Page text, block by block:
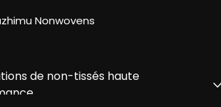
Nonwovens
de non-tissés haute